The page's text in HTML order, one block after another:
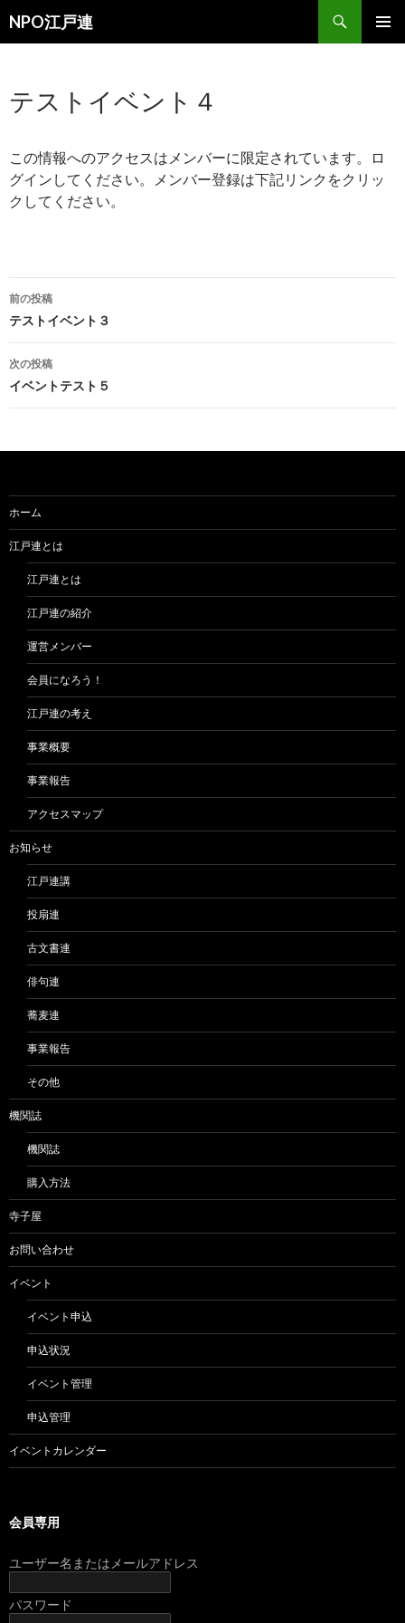
NPO江戸連
索
ン
ツ
移
動
テストイベント４
この情報へのアクセスはメンバーに限定されています。ロ
グインしてください。メンバー登録は下記リンクをクリッ
クしてください。
投
稿
ナ
ビ
ゲ
ー
ョ
ン
前の投稿
テストイベント３
次の投稿
イベントテスト５
ホーム
江戸連とは
江戸連とは
江戸連の紹介
運営メンバー
会員になろう！
江戸連の考え
事業概要
事業報告
アクセスマップ
お知らせ
江戸連講
投扇連
古文書連
俳句連
蕎麦連
事業報告
その他
機関誌
機関誌
購入方法
寺子屋
お問い合わせ
イベント
イベント申込
申込状況
イベント管理
申込管理
イベントカレンダー
会員専用
ユーザー名またはメールアドレス
パスワード